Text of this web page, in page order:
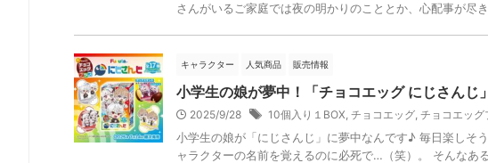
さんがいるご家庭では夜の明かりのこととか、心配事が尽
キャラクター 人気商品 販売情報
小学生の娘が夢中！「チョコエッグ にじさんじ
2025/9/28 10個入り１BOX, チョコエッグ, チョコエッグ
小学生の娘が「にじさんじ」に夢中なんです♪ 毎日楽しそ
ャラクターの名前を覚えるのに必死で…（笑）。 そんなあ